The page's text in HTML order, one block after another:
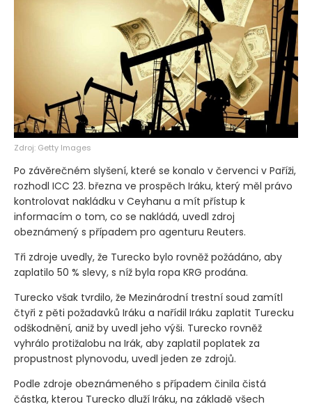
Zdroj: Getty Images
Po závěrečném slyšení, které se konalo v červenci v Paříži,
rozhodl ICC 23. března ve prospěch Iráku, který měl právo
kontrolovat nakládku v Ceyhanu a mít přístup k
informacím o tom, co se nakládá, uvedl zdroj
obeznámený s případem pro agenturu Reuters.
Tři zdroje uvedly, že Turecko bylo rovněž požádáno, aby
zaplatilo 50 % slevy, s níž byla ropa KRG prodána.
Turecko však tvrdilo, že Mezinárodní trestní soud zamítl
čtyři z pěti požadavků Iráku a nařídil Iráku zaplatit Turecku
odškodnění, aniž by uvedl jeho výši. Turecko rovněž
vyhrálo protižalobu na Irák, aby zaplatil poplatek za
propustnost plynovodu, uvedl jeden ze zdrojů.
Podle zdroje obeznámeného s případem činila čistá
částka, kterou Turecko dluží Iráku, na základě všech